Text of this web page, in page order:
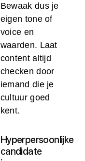
Bewaak dus je
eigen tone of
voice en
waarden. Laat
content altijd
checken door
iemand die je
cultuur goed
kent.
Hyperpersoonlijke
candidate